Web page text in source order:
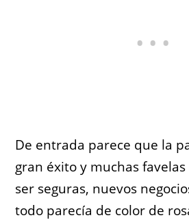
De entrada parece que la
gran éxito y muchas
ser seguras, nuevos
todo parecía de color de